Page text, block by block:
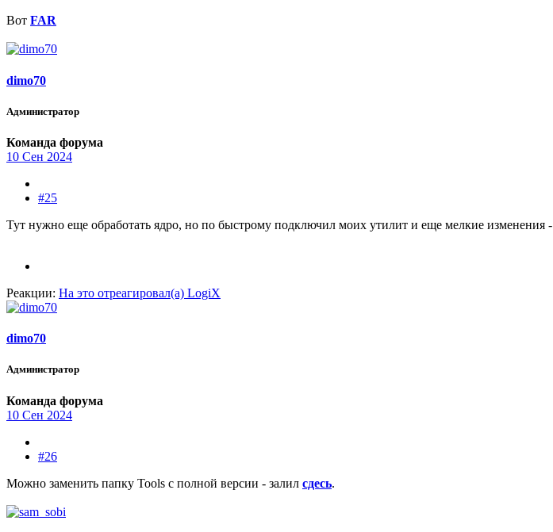
Вот FAR
dimo70
Администратор
Команда форума
10 Сен 2024
#25
Тут нужно еще обработать ядро, но по быстрому подключил моих утилит и еще мелкие изменения -
Реакции: На это отреагировал(а) LogiX
dimo70
Администратор
Команда форума
10 Сен 2024
#26
Можно заменить папку Tools с полной версии - залил сдесь.